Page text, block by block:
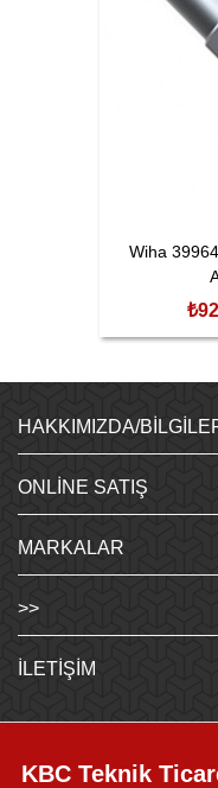
Wiha
HAKKIMIZDA/
ONLINE SATIŞ
MARKALAR
>>
İLETIŞIM
KBC Teknik